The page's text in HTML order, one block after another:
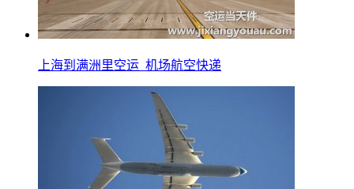
上海到满洲里空运_机场航空快递